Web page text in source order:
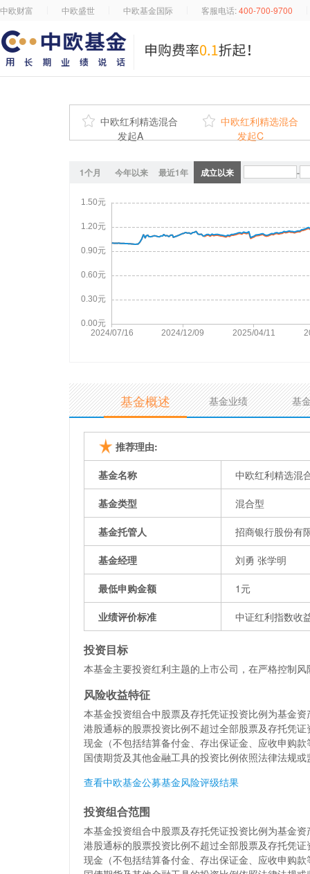
中欧财富 中欧盛世 中欧基金国际 客服电话:400-700-9700
 中欧红利精选混合
发起A
 中欧红利精选混合
发起C
1个月 今年以来 最近1年 成立以来 -
基金概述 基金业绩 基
推荐理由:
基金名称 中欧红利精选混
基金类型 混合型
基金托管人 招商银行股份有
基金经理 刘勇 张学明
最低申购金额 1元
业绩评价标准 中证红利指数收
投资目标
本基金主要投资红利主题的上市公司，在严格控制
风险收益特征
本基金投资组合中股票及存托凭证投资比例为基金
港股通标的股票投资比例不超过全部股票及存托凭
现金（不包括结算备付金、存出保证金、应收申购
国债期货及其他金融工具的投资比例依照法律法规
查看中欧基金公募基金风险评级结果
投资组合范围
本基金投资组合中股票及存托凭证投资比例为基金
港股通标的股票投资比例不超过全部股票及存托凭
现金（不包括结算备付金、存出保证金、应收申购